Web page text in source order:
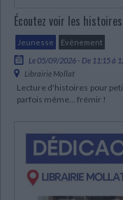
Écoutez voir les
Jeunesse
Evénement
Le 05/09/2026 - De 11:15 à
Librairie Mollat
Lecture d'histoires pour
parfois même... frémir !